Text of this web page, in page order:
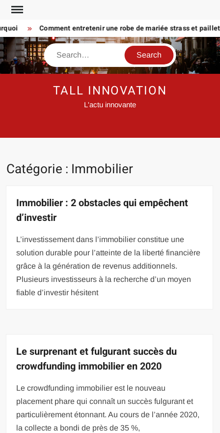
Skip
content
Comment entretenir une robe de mariée strass et paillette
Search
TALL INNOVATION
L'actu innovante
Catégorie : Immobilier
Immobilier : 2 obstacles qui empêchent
d’investir
L’investissement dans l’immobilier constitue une
solution durable pour l’atteinte de la liberté financière
grâce à la génération de revenus additionnels.
Plusieurs investisseurs à la recherche d’un moyen
fiable d’investir hésitent
Le surprenant et fulgurant succès du
crowdfunding immobilier en 2020
Le crowdfunding immobilier est le nouveau
placement phare qui connaît un succès fulgurant et
particulièrement étonnant. Au cours de l’année 2020,
la collecte a bondi de près de 35 %,